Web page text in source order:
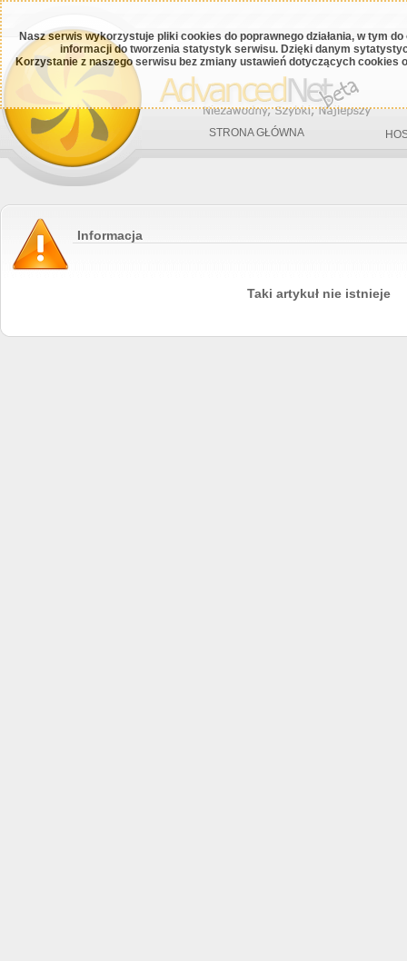
Nasz serwis wykorzystuje pliki cookies do poprawnego działania, w tym
informacji do tworzenia statystyk serwisu. Dzięki danym
Korzystanie z naszego serwisu bez zmiany ustawień dotyczących cookies
STRONA GŁÓWNA
Informacja
Taki artykuł nie istnieje